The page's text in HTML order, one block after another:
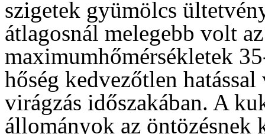
szigetek gyümölcs
átlagosnál melegebb volt
maximumhőmérsékletek
hőség kedvezőtlen
virágzás időszakában. A
állományok az öntözésnek